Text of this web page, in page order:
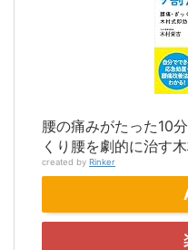
腰の痛みがたった10
くり腰を劇的に治す
created by Rinker